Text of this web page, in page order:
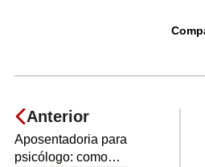
Anterior
Aposentadoria para
psicólogo: como